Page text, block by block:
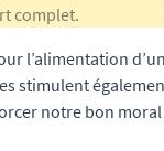
complet.
l’alimentation
stimulent
notre bon